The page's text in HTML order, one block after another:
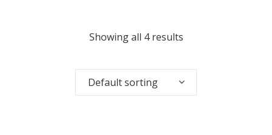
Showing all 4 results
Default sorting